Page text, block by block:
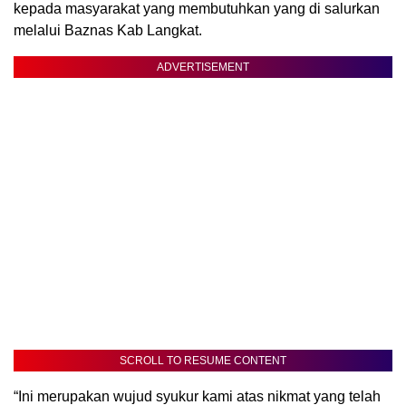
kepada masyarakat yang membutuhkan yang di salurkan
melalui Baznas Kab Langkat.
ADVERTISEMENT
SCROLL TO RESUME CONTENT
“Ini merupakan wujud syukur kami atas nikmat yang telah